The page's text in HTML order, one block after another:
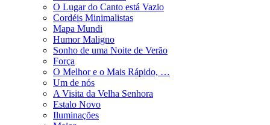
O Lugar do Canto está Vazio
Cordéis Minimalistas
Mapa Mundi
Humor Maligno
Sonho de uma Noite de Verão
Força
O Melhor e o Mais Rápido, …
Um de nós
A Visita da Velha Senhora
Estalo Novo
Iluminações